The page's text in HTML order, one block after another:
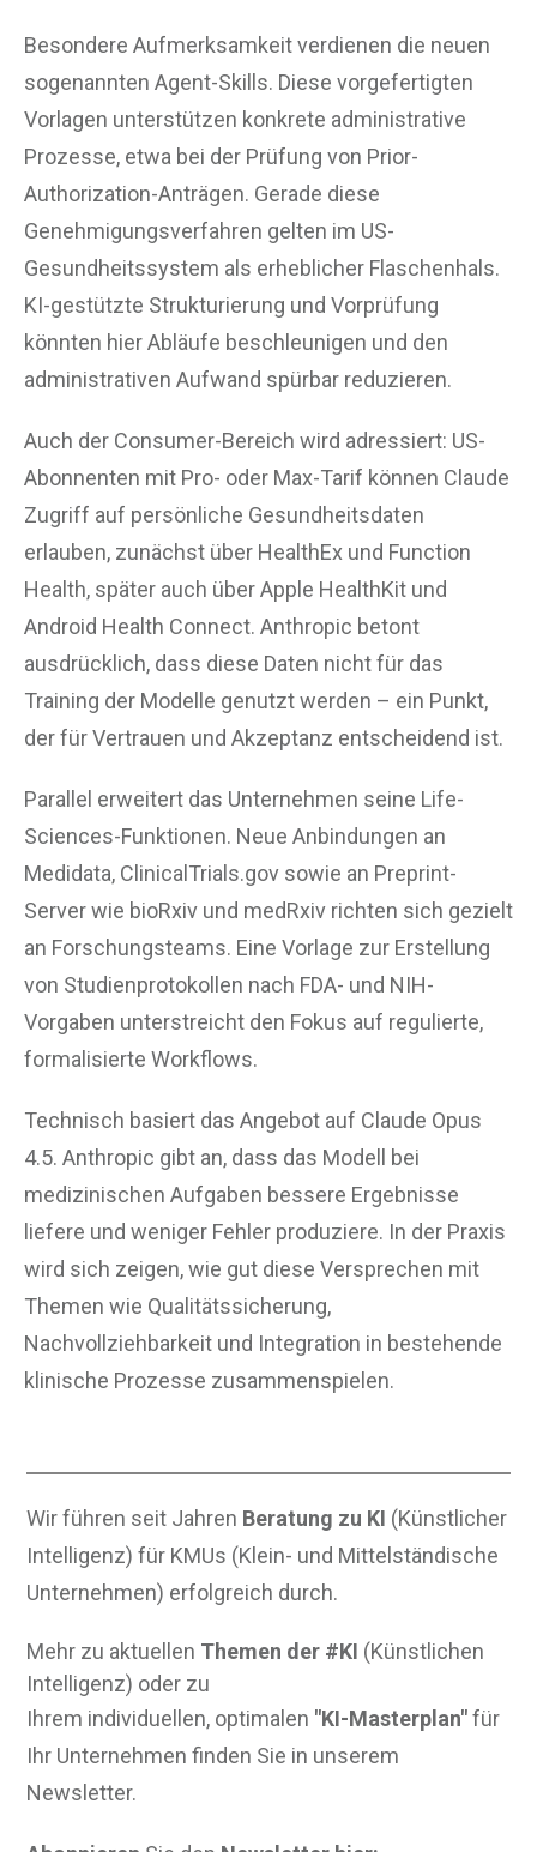
Besondere Aufmerksamkeit verdienen die neuen
sogenannten Agent-Skills. Diese vorgefertigten
Vorlagen unterstützen konkrete administrative
Prozesse, etwa bei der Prüfung von Prior-
Authorization-Anträgen. Gerade diese
Genehmigungsverfahren gelten im US-
Gesundheitssystem als erheblicher Flaschenhals.
KI-gestützte Strukturierung und Vorprüfung
könnten hier Abläufe beschleunigen und den
administrativen Aufwand spürbar reduzieren.
Auch der Consumer-Bereich wird adressiert: US-
Abonnenten mit Pro- oder Max-Tarif können Claude
Zugriff auf persönliche Gesundheitsdaten
erlauben, zunächst über HealthEx und Function
Health, später auch über Apple HealthKit und
Android Health Connect. Anthropic betont
ausdrücklich, dass diese Daten nicht für das
Training der Modelle genutzt werden – ein Punkt,
der für Vertrauen und Akzeptanz entscheidend ist.
Parallel erweitert das Unternehmen seine Life-
Sciences-Funktionen. Neue Anbindungen an
Medidata, ClinicalTrials.gov sowie an Preprint-
Server wie bioRxiv und medRxiv richten sich gezielt
an Forschungsteams. Eine Vorlage zur Erstellung
von Studienprotokollen nach FDA- und NIH-
Vorgaben unterstreicht den Fokus auf regulierte,
formalisierte Workflows.
Technisch basiert das Angebot auf Claude Opus
4.5. Anthropic gibt an, dass das Modell bei
medizinischen Aufgaben bessere Ergebnisse
liefere und weniger Fehler produziere. In der Praxis
wird sich zeigen, wie gut diese Versprechen mit
Themen wie Qualitätssicherung,
Nachvollziehbarkeit und Integration in bestehende
klinische Prozesse zusammenspielen.
Wir führen seit Jahren Beratung zu KI (Künstlicher
Intelligenz) für KMUs (Klein- und Mittelständische
Unternehmen) erfolgreich durch.
Mehr zu aktuellen Themen der #KI (Künstlichen
Intelligenz) oder zu
Ihrem individuellen, optimalen "KI-Masterplan"für
Ihr Unternehmen finden Sie in unserem
Newsletter.